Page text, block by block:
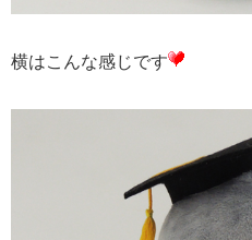
横はこんな感じです